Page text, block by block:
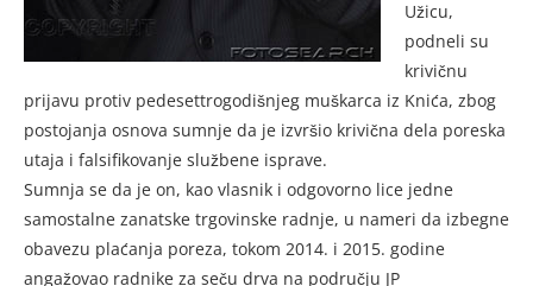
Užicu,
podneli su
krivičnu
prijavu protiv pedesettrogodišnjeg muškarca iz Knića, zbog
postojanja osnova sumnje da je izvršio krivična dela poreska
utaja i falsifikovanje službene isprave.
Sumnja se da je on, kao vlasnik i odgovorno lice jedne
samostalne zanatske trgovinske radnje, u nameri da izbegne
obavezu plaćanja poreza, tokom 2014. i 2015. godine
angažovao radnike za seču drva na području JP